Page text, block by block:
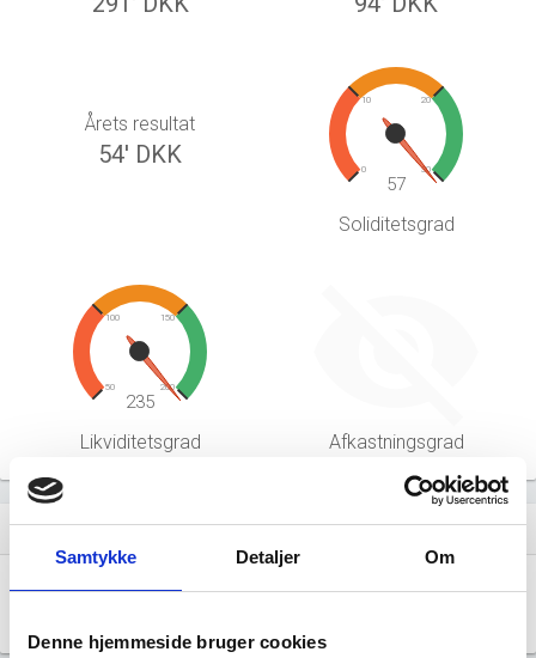
Samtykke Detaljer Om
Denne hjemmeside bruger cookies
Årets resultat
54' DKK
0
10 20
30
57
Soliditetsgrad
50
100 150
200
235
Likviditetsgrad Afkastningsgrad
file_download Hent årsrapporter som PDF
Årsrapporten 2025-06 file_download